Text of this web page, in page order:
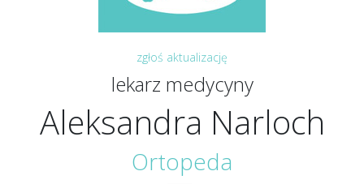
zgłoś aktualizację
lekarz medycyny
Aleksandra Narloch
Ortopeda